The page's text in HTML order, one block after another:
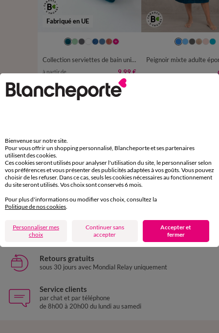
Fabriqué en UE
Collection serviettes de bain unies - confort luxe 540g/m²
à partir de 9,99 €
38/40 42/44
Paiement 100% sécurisé
Payez plus tard ou en plusieurs fois
Livraison express
domicile, relais, consignes automatiques
Retours gratuits
sous 30 jours avec Mondial Relay uniquement
Service clients
par chat et par téléphone
de 8h00 à 20h00 du lundi au samedi
Bienvenue sur notre site.
Pour vous offrir un shopping personnalisé, Blancheporte et ses partenaires
utilisent des cookies.
Ces cookies seront utilisés pour analyser l'utilisation du site, le personnaliser selon
vos préférences et vous présenter des publicités adaptées à vos goûts. Vous pouvez
choisir de les refuser. Dans ce cas, seuls les cookies nécessaires au fonctionnement
du site seront utilisés. Vos choix sont conservés 6 mois.
Pour plus d'informations ou modifier vos choix, consultez la
Politique de nos cookies
Personnaliser mes
choix
Continuer sans
accepter
Accepter et
fermer